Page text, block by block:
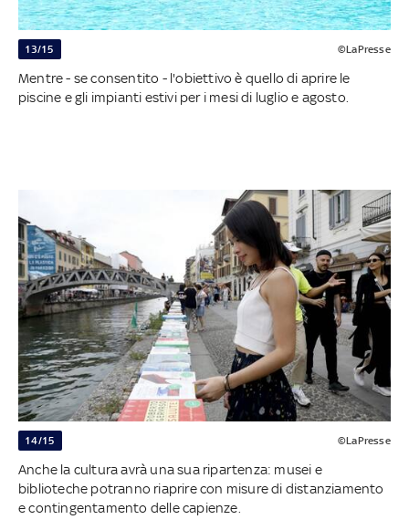
13/15 ©LaPresse
Mentre - se consentito - l'obiettivo è quello di aprire le
piscine e gli impianti estivi per i mesi di luglio e agosto.
14/15 ©LaPresse
Anche la cultura avrà una sua ripartenza: musei e
biblioteche potranno riaprire con misure di distanziamento
e contingentamento delle capienze.